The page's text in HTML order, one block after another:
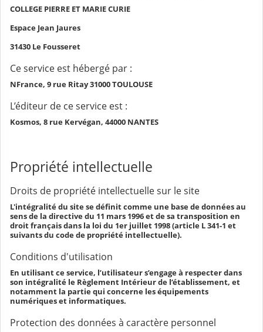
COLLEGE PIERRE ET MARIE CURIE
Espace Jean Jaures
31430 Le Fousseret
Ce service est hébergé par :
NFrance, 9 rue Ritay 31000 TOULOUSE
L’éditeur de ce service est :
Kosmos, 8 rue Kervégan, 44000 NANTES
Propriété intellectuelle
Droits de propriété intellectuelle sur le site
L'intégralité du site se définit comme une base de données au
sens de la directive du 11 mars 1996 et de sa transposition en
droit français dans la loi du 1er juillet 1998 (article L 341-1 et
suivants du code de propriété intellectuelle).
Conditions d'utilisation
En utilisant ce service, l’utilisateur s’engage à respecter dans
son intégralité le Règlement Intérieur de l’établissement, et
notamment la partie qui concerne les équipements
numériques et informatiques.
Protection des données à caractère personnel